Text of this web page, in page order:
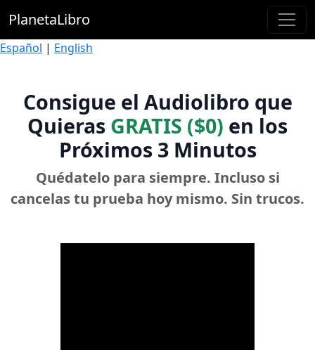
PlanetaLibro
Español | English
Consigue el Audiolibro que
Quieras GRATIS ($0) en los
Próximos 3 Minutos
Quédatelo para siempre. Incluso si
cancelas tu prueba hoy mismo. Sin trucos.